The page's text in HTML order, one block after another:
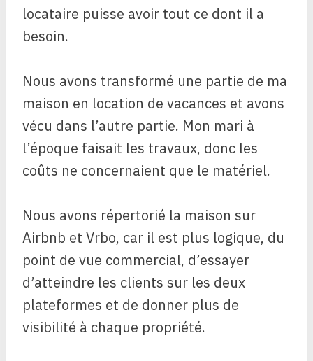
locataire puisse avoir tout ce dont il a
besoin.
Nous avons transformé une partie de ma
maison en location de vacances et avons
vécu dans l’autre partie. Mon mari à
l’époque faisait les travaux, donc les
coûts ne concernaient que le matériel.
Nous avons répertorié la maison sur
Airbnb et Vrbo, car il est plus logique, du
point de vue commercial, d’essayer
d’atteindre les clients sur les deux
plateformes et de donner plus de
visibilité à chaque propriété.